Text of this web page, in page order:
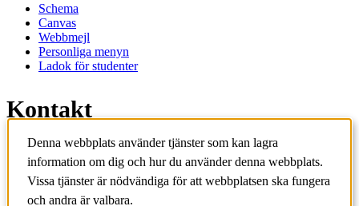
Schema
Canvas
Webbmejl
Personliga menyn
Ladok för studenter
Kontakt
Kontakta utbildningsprogram
Kontakta kurs
IT-support
KTH Entré
Denna webbplats använder tjänster som kan lagra
information om dig och hur du använder denna webbplats.
Vissa tjänster är nödvändiga för att webbplatsen ska fungera
och andra är valbara.